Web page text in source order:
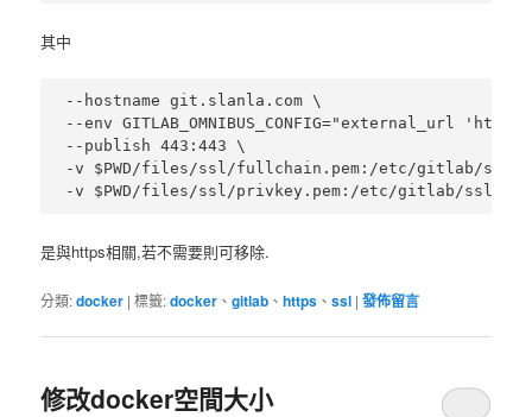
其中
--hostname git.slanla.com \
--env
--publish 443:443 \
-v $PWD/files/ssl/fullchain.pem:/etc/gitlab/
是與https相關,若不需要則可移除.
分類:docker |標籤:docker 、gitlab 、https 、ssl |發佈留言
修改docker空間大小